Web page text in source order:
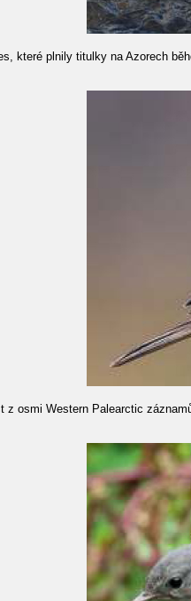
které plnily titulky na Azorech
z osmi Western Palearctic